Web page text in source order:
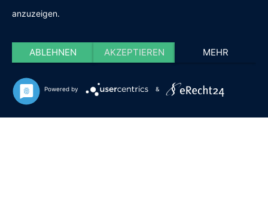
anzuzeigen.
ABLEHNEN AKZEPTIEREN MEHR
Powered by &